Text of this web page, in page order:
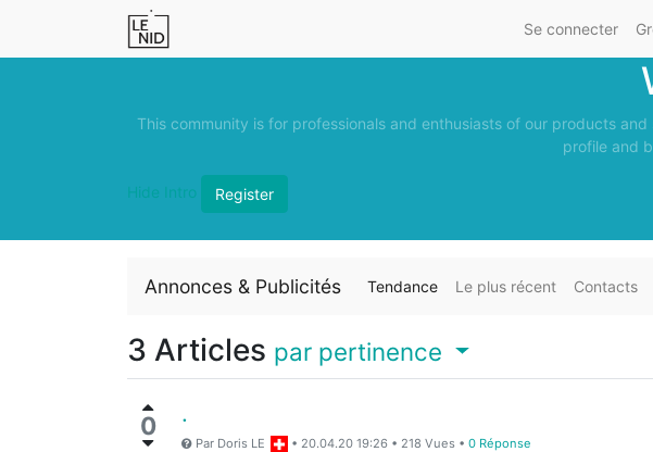
Se connecter
This community is for professionals and enthusiasts of our products
profile and
Hide Intro Register
Annonces & Publicités Tendance Le plus récent Contacts
3 Articles par pertinence
0 .
Par Doris LE • 20.04.20 19:26 • 218 Vues • 0 Réponse